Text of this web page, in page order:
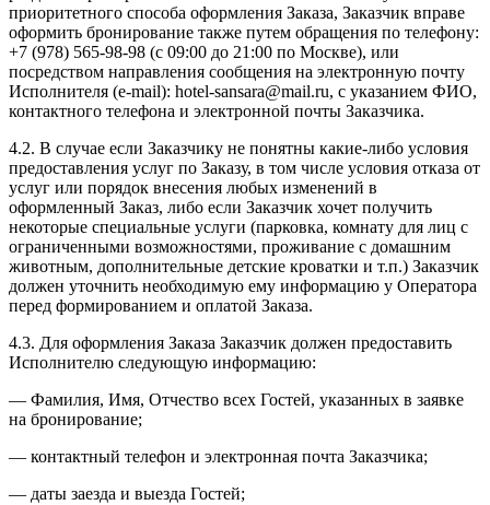
приоритетного способа оформления Заказа, Заказчик вправе
оформить бронирование также путем обращения по телефону:
+7 (978) 565-98-98 (с 09:00 до 21:00 по Москве), или
посредством направления сообщения на электронную почту
Исполнителя (e-mail): hotel-sansara@mail.ru, с указанием ФИО,
контактного телефона и электронной почты Заказчика.
4.2. В случае если Заказчику не понятны какие-либо условия
предоставления услуг по Заказу, в том числе условия отказа от
услуг или порядок внесения любых изменений в
оформленный Заказ, либо если Заказчик хочет получить
некоторые специальные услуги (парковка, комнату для лиц с
ограниченными возможностями, проживание с домашним
животным, дополнительные детские кроватки и т.п.) Заказчик
должен уточнить необходимую ему информацию у Оператора
перед формированием и оплатой Заказа.
4.3. Для оформления Заказа Заказчик должен предоставить
Исполнителю следующую информацию:
— Фамилия, Имя, Отчество всех Гостей, указанных в заявке
на бронирование;
— контактный телефон и электронная почта Заказчика;
— даты заезда и выезда Гостей;